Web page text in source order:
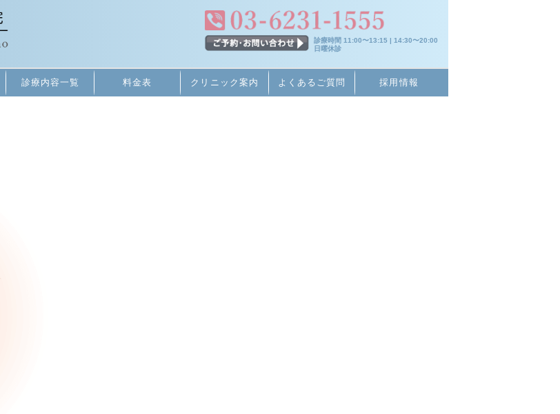
診療時間 11:00〜13:15 | 14:30〜20:00
日曜休診
診療内容一覧 料金表 クリニック案内 よくあるご質問
採用情報